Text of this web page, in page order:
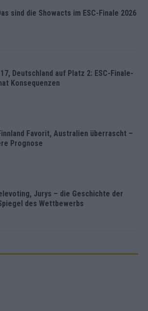
sind die Showacts im ESC-Finale 2026
Deutschland auf Platz 2: ESC-Finale-
Konsequenzen
Favorit, Australien überrascht –
Prognose
Jurys – die Geschichte der
des Wettbewerbs